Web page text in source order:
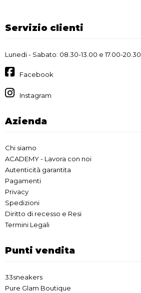
Servizio clienti
Lunedi - Sabato: 08.30-13.00 e 17.00-20.30
Facebook
Instagram
Azienda
Chi siamo
ACADEMY - Lavora con noi
Autenticità garantita
Pagamenti
Privacy
Spedizioni
Diritto di recesso e Resi
Termini Legali
Punti vendita
33sneakers
Pure Glam Boutique